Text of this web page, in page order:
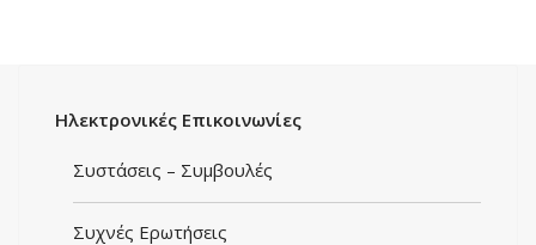
Ηλεκτρονικές Eπικοινωνίες
Συστάσεις – Συμβουλές
Συχνές Ερωτήσεις